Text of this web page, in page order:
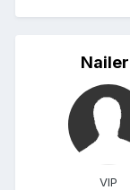
Nailer
VIP